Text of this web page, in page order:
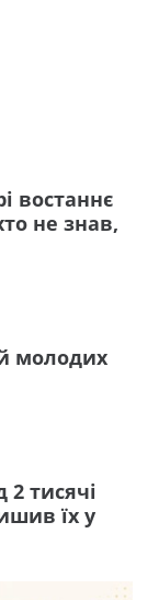
востаннє
не знав,
молодих
2 тисячі
їх у